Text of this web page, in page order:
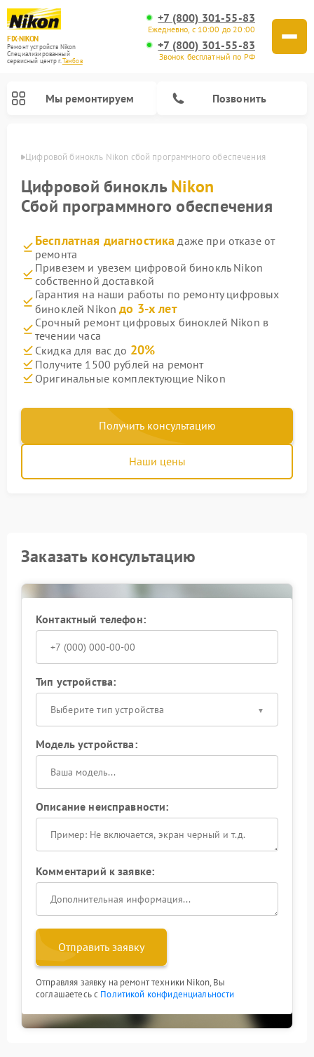
FIX-NIKON
Ремонт устройств Nikon
Специализированный
cервисный центр г.Тамбов
+7 (800) 301-55-83
Ежедневно, с 10:00 до 20:00
+7 (800) 301-55-83
Звонок бесплатный по РФ
Мы ремонтируем Позвонить
Цифровой бинокль Nikon сбой программного обеспечения
Цифровой бинокльNikon
Сбой программного обеспечения
Бесплатная диагностика даже при отказе от
ремонта
Привезем и увезем цифровой бинокль Nikon
собственной доставкой
Гарантия на наши работы по ремонту цифровых
биноклей Nikonдо 3-х лет
Срочный ремонт цифровых биноклей Nikon в
течении часа
Скидка для вас до 20%
Получите 1500 рублей на ремонт
Оригинальные комплектующие Nikon
Получить консультацию
Наши цены
Заказать консультацию
Контактный телефон:
Тип устройства:
Выберите тип устройства
Модель устройства:
Описание неисправности:
Комментарий к заявке:
Отправить заявку
Отправляя заявку на ремонт техники Nikon, Вы
соглашаетесь с Политикой конфиденциальности